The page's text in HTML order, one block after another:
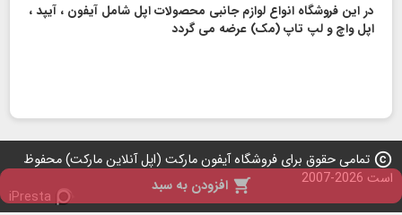
 افزودن به سبد
در این فروشگاه انواع لوازم جانبی محصولات اپل شامل آیفون ، آیپد ،
اپل واچ و لپ تاپ (مک) عرضه می گردد
copyright تمامی حقوق برای فروشگاه آیفون مارکت (اپل آنلاین مارکت) محفوظ
است 2026-2007
iPresta